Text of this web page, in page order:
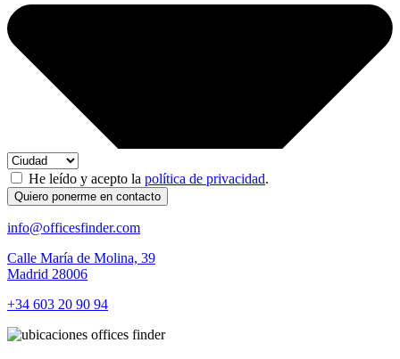
He leído y acepto la política de privacidad.
Quiero ponerme en contacto
info@officesfinder.com
Calle María de Molina, 39
Madrid 28006
+34 603 20 90 94